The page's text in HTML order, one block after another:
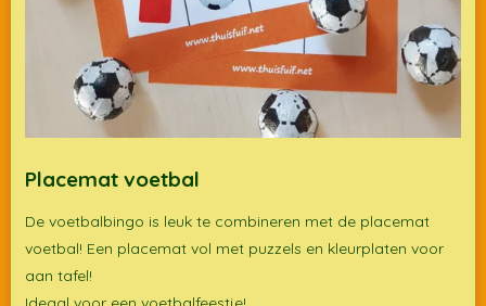
Placemat voetbal
De voetbalbingo is leuk te combineren met de placemat
voetbal! Een placemat vol met puzzels en kleurplaten voor
aan tafel!